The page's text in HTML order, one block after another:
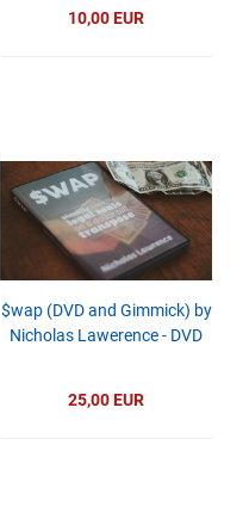
10,00 EUR
$wap (DVD and Gimmick) by
Nicholas Lawerence - DVD
25,00 EUR